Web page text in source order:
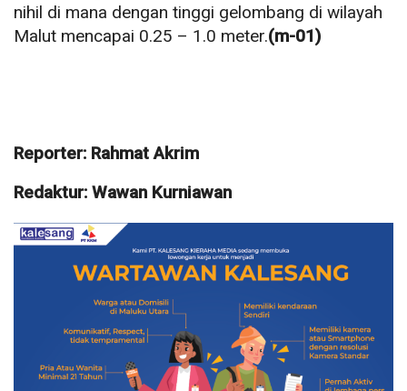
nihil di mana dengan tinggi gelombang di wilayah
Malut mencapai 0.25 – 1.0 meter.(m-01)
Reporter: Rahmat Akrim
Redaktur: Wawan Kurniawan